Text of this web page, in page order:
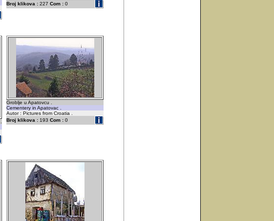
Broj klikova : 227 Com : 0
Groblje u Apatovcu .
Cementery in Apatovac .
Autor : Pictures from Croatia .
Broj klikova : 193 Com : 0